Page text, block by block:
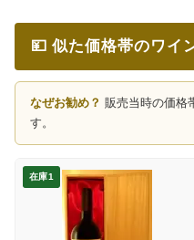
💴 似た価格帯のワイ
なぜお勧め？ 販売当時の価格
す。
在庫1